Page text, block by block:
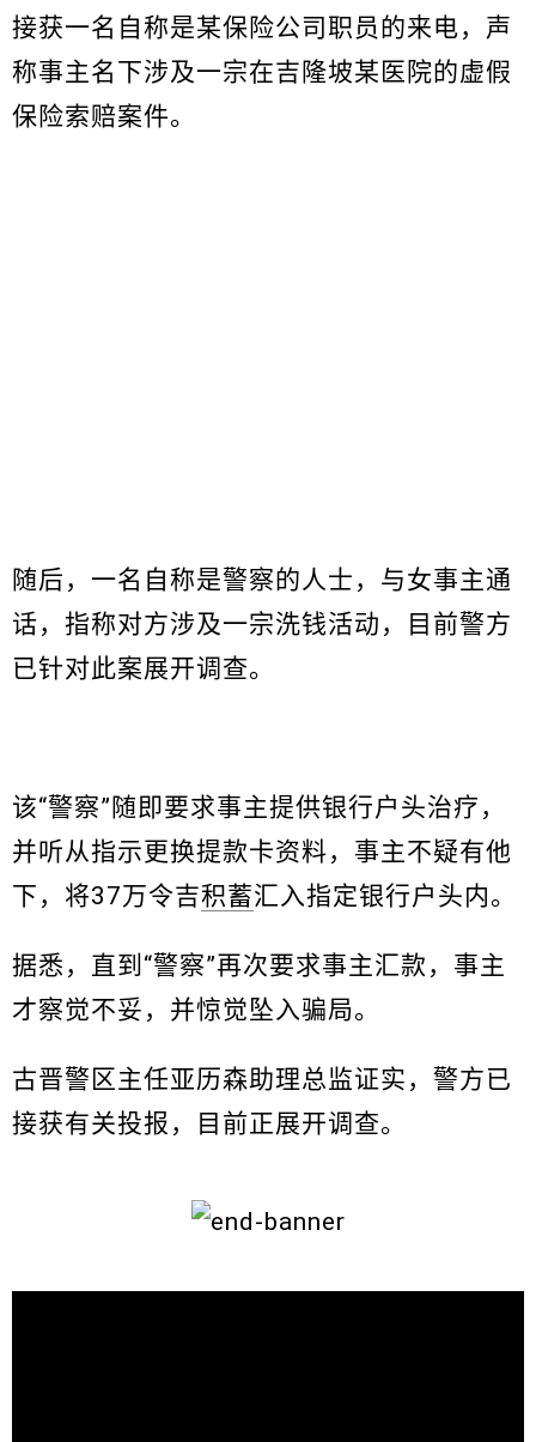
接获一名自称是某保险公司职员的来电，声
称事主名下涉及一宗在吉隆坡某医院的虚假
保险索赔案件。
随后，一名自称是警察的人士，与女事主通
话，指称对方涉及一宗洗钱活动，目前警方
已针对此案展开调查。
该“警察”随即要求事主提供银行户头治疗，
并听从指示更换提款卡资料，事主不疑有他
下，将37万令吉积蓄汇入指定银行户头内。
据悉，直到“警察”再次要求事主汇款，事主
才察觉不妥，并惊觉坠入骗局。
古晋警区主任亚历森助理总监证实，警方已
接获有关投报，目前正展开调查。